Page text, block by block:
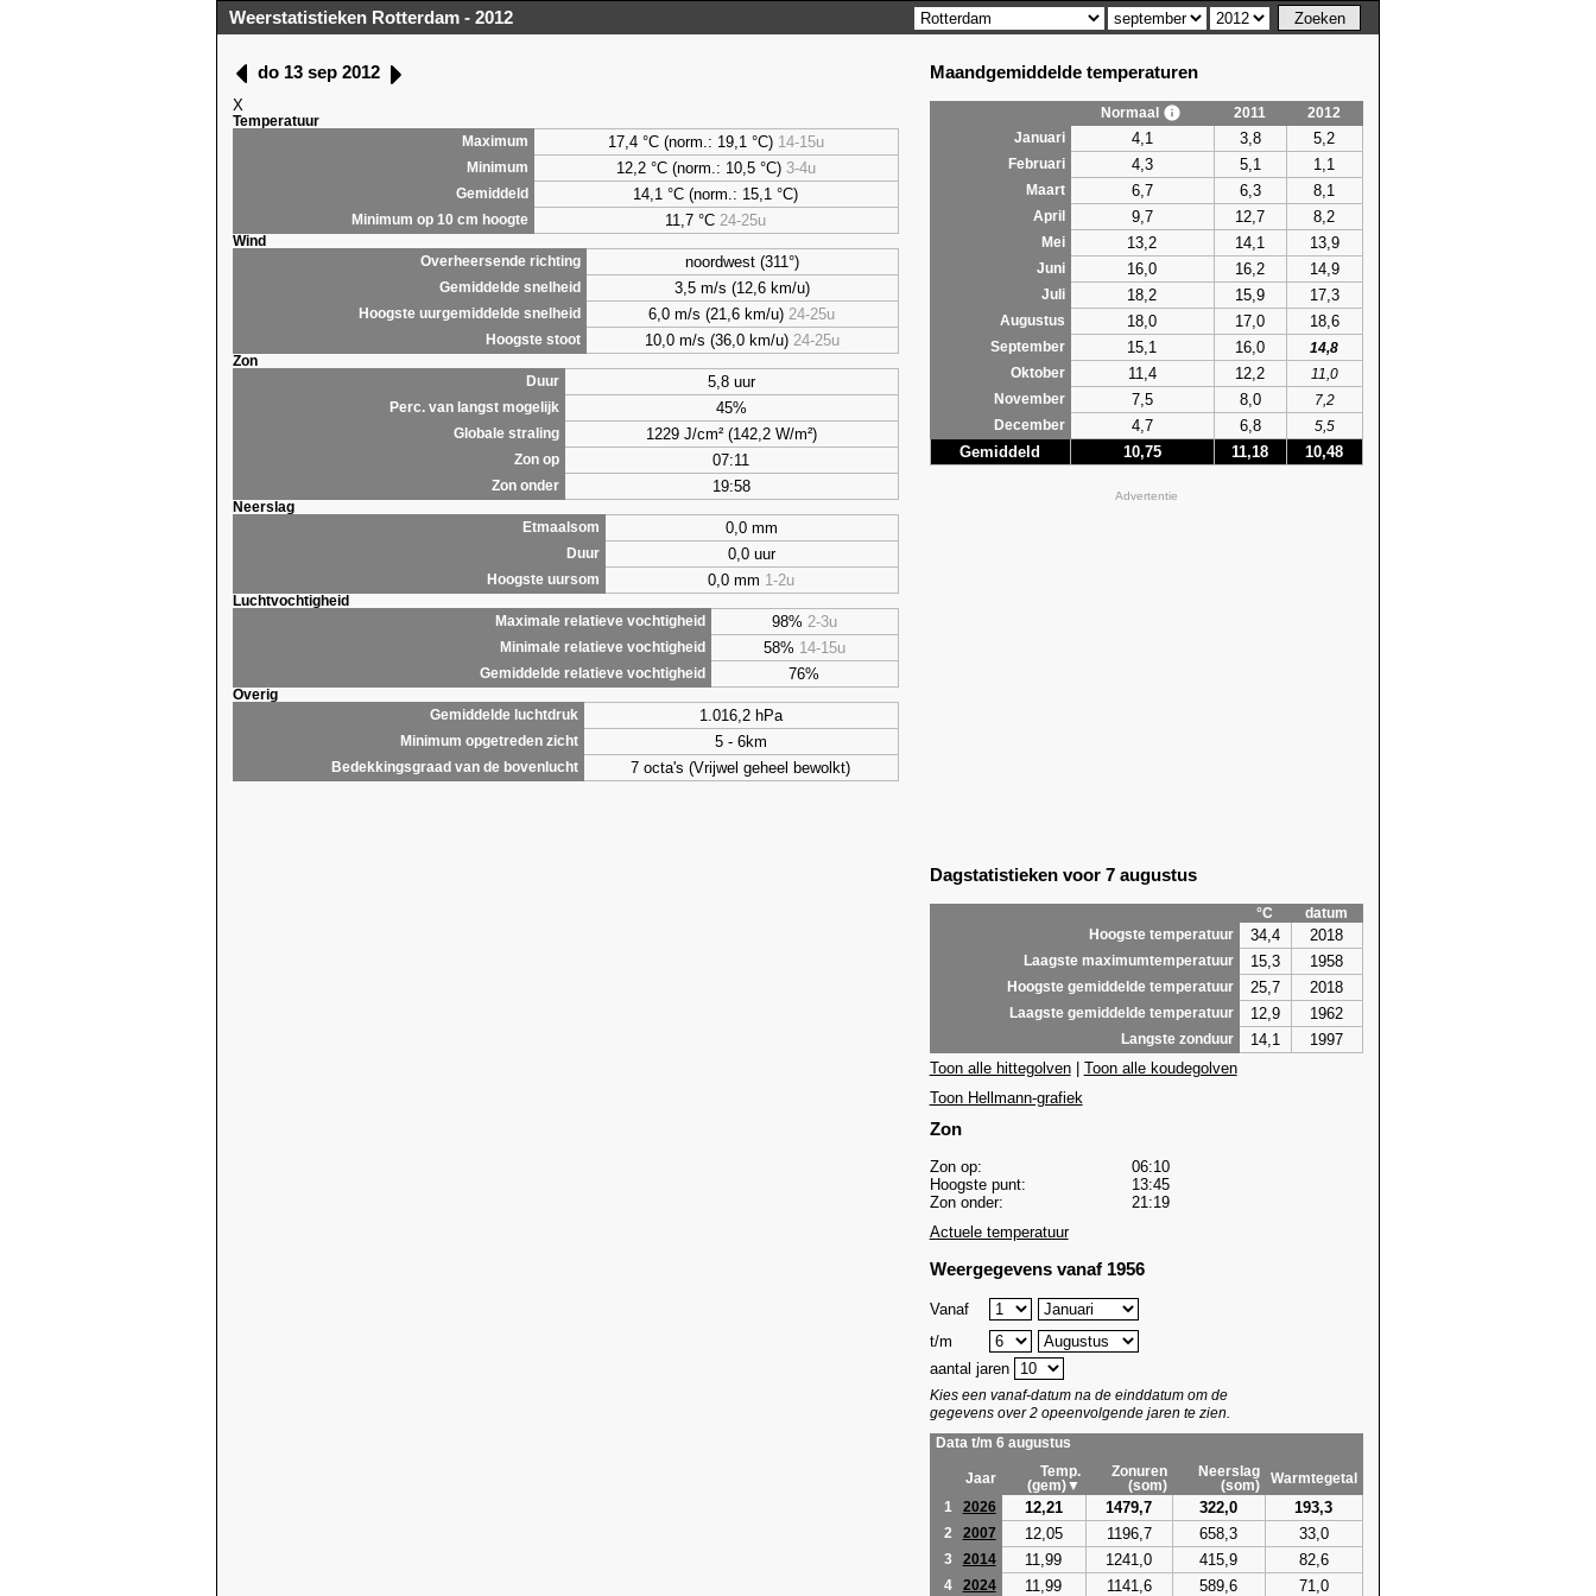
Weerstatistieken Rotterdam - 2012
do 13 sep 2012
X
Temperatuur
Maximum
17,4 °C (norm.: 19,1 °C) 14-15u
Minimum 12,2 °C (norm.: 10,5 °C) 3-4u
Gemiddeld 14,1 °C (norm.: 15,1 °C)
Minimum op 10 cm hoogte 11,7 °C 24-25u
Wind
Overheersende richting
noordwest (311°)
Gemiddelde snelheid 3,5 m/s (12,6 km/u)
Hoogste uurgemiddelde snelheid 6,0 m/s (21,6 km/u) 24-25u
Hoogste stoot 10,0 m/s (36,0 km/u) 24-25u
Zon
Duur
5,8 uur
Perc. van langst mogelijk 45%
Globale straling 1229 J/cm² (142,2 W/m²)
Zon op 07:11
Zon onder 19:58
Neerslag
Etmaalsom
0,0 mm
Duur 0,0 uur
Hoogste uursom 0,0 mm 1-2u
Luchtvochtigheid
Maximale relatieve vochtigheid
98% 2-3u
Minimale relatieve vochtigheid 58% 14-15u
Gemiddelde relatieve vochtigheid 76%
Overig
Gemiddelde luchtdruk
1.016,2 hPa
Minimum opgetreden zicht 5 - 6km
Bedekkingsgraad van de bovenlucht 7 octa's (Vrijwel geheel bewolkt)
Maandgemiddelde temperaturen
Normaal 2011
2012
Januari
4,1 3,8 5,2
Februari 4,3 5,1 1,1
Maart 6,7 6,3 8,1
April 9,7 12,7 8,2
Mei 13,2 14,1 13,9
Juni 16,0 16,2 14,9
Juli 18,2 15,9 17,3
Augustus 18,0 17,0 18,6
September 15,1 16,0
14,8
Oktober
11,4 12,2
11,0
November
7,5 8,0
7,2
December
4,7 6,8 5,5
Gemiddeld 10,75 11,18 10,48
Advertentie
Dagstatistieken voor 7 augustus
°C
datum
Hoogste temperatuur
34,4 2018
Laagste maximumtemperatuur 15,3 1958
Hoogste gemiddelde temperatuur 25,7 2018
Laagste gemiddelde temperatuur 12,9 1962
Langste zonduur 14,1
1997
Toon alle hittegolven| Toon alle koudegolven
Toon Hellmann-grafiek
Zon
Zon op:
06:10
Hoogste punt:
13:45
Zon onder:
21:19
Actuele temperatuur
Weergegevens vanaf 1956
Vanaf
t/m
aantal jaren
Kies een vanaf-datum na de einddatum om de
gegevens over 2 opeenvolgende jaren te zien.
Data t/m 6 augustus
Jaar
Temp.
(gem)▼
Zonuren
(som)
Neerslag
(som)
Warmtegetal
1
2026 12,21 1479,7 322,0 193,3
2 2007 12,05 1196,7 658,3 33,0
3 2014 11,99 1241,0 415,9 82,6
4 2024 11,99 1141,6 589,6 71,0